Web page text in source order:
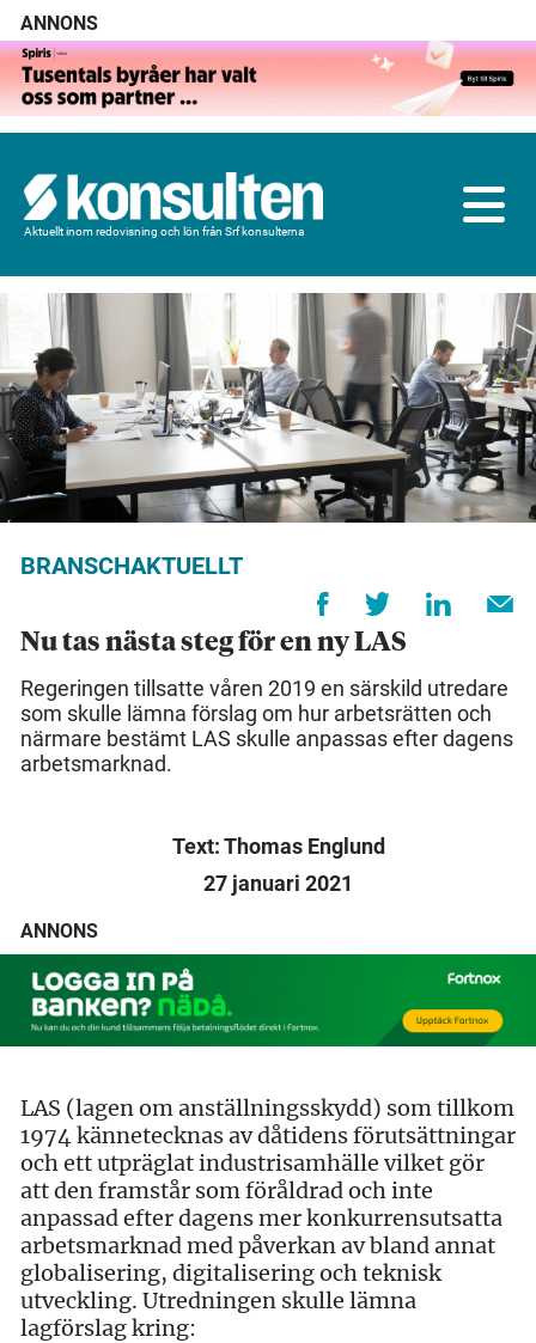
ANNONS
Aktuellt inom redovisning och lön från Srf konsulterna
BRANSCHAKTUELLT
Nu tas nästa steg för en ny LAS
Regeringen tillsatte våren 2019 en särskild utredare
som skulle lämna förslag om hur arbetsrätten och
närmare bestämt LAS skulle anpassas efter dagens
arbetsmarknad.
Text: Thomas Englund
27 januari 2021
ANNONS
LAS (lagen om anställningsskydd) som tillkom
1974 kännetecknas av dåtidens förutsättningar
och ett utpräglat industrisamhälle vilket gör
att den framstår som föråldrad och inte
anpassad efter dagens mer konkurrensutsatta
arbetsmarknad med påverkan av bland annat
globalisering, digitalisering och teknisk
utveckling. Utredningen skulle lämna
lagförslag kring: